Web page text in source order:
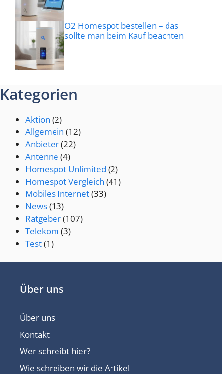
O2 Homespot bestellen – das
sollte man beim Kauf beachten
Kategorien
Aktion (2)
Allgemein (12)
Anbieter(22)
Antenne (4)
Homespot Unlimited (2)
Homespot Vergleich (41)
Mobiles Internet(33)
News(13)
Ratgeber(107)
Telekom (3)
Test(1)
Über uns
Über uns
Kontakt
Wer schreibt hier?
Wie schreiben wir die Artikel